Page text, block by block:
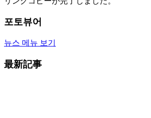
포토뷰어
뉴스 메뉴 보기
最新記事